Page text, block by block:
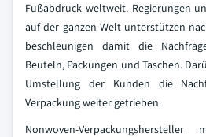
Fußabdruck weltweit. Regierungen
auf der ganzen Welt unterstützen
beschleunigen damit die
Beuteln, Packungen und Taschen.
Umstellung der Kunden die
Verpackung weiter getrieben.
Nonwoven-